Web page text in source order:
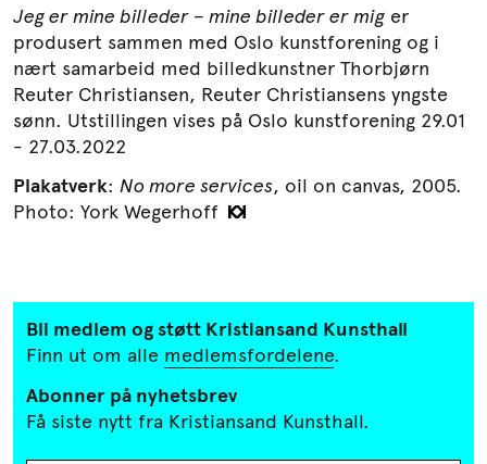
Jeg er mine billeder – mine billeder er mig er
produsert sammen med Oslo kunstforening og i
nært samarbeid med billedkunstner Thorbjørn
Reuter Christiansen, Reuter Christiansens yngste
sønn. Utstillingen vises på Oslo kunstforening 29.01
- 27.03.2022
Plakatverk: No more services, oil on canvas, 2005.
Photo: York Wegerhoff
Bli medlem og støtt Kristiansand Kunsthall
Finn ut om alle medlemsfordelene.
Abonner på nyhetsbrev
Få siste nytt fra Kristiansand Kunsthall.